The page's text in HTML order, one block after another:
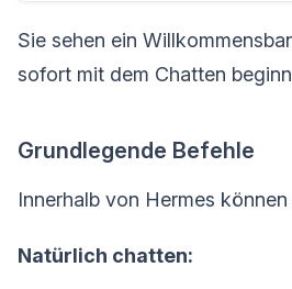
Sie sehen ein
sofort mit dem Chatten
Grundlegende Befehle
Innerhalb von Hermes können
Natürlich chatten: